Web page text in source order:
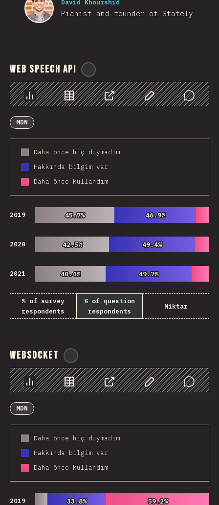
David Khourshid
Pianist and founder of Stately
Web Speech API
Chart Data Share Customize Data
Comments
MDN
Daha önce hiç duymadım
Hakkında bilgim var
Daha önce kullandım
2019 45.7%
45.7% 46.9%
46.9%
2020 42.5%
42.5% 49.4%
49.4%
2021 40.4%
40.4% 49.7%
49.7%
% of survey
respondents
% of question
respondents
Miktar
WebSocket
Chart Data Share Customize Data
Comments
MDN
Daha önce hiç duymadım
Hakkında bilgim var
Daha önce kullandım
2019 33.8%
33.8% 59.2%
59.2%